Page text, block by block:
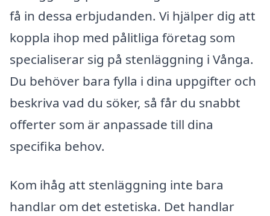
få in dessa erbjudanden. Vi hjälper dig att
koppla ihop med pålitliga företag som
specialiserar sig på stenläggning i Vånga.
Du behöver bara fylla i dina uppgifter och
beskriva vad du söker, så får du snabbt
offerter som är anpassade till dina
specifika behov.
Kom ihåg att stenläggning inte bara
handlar om det estetiska. Det handlar